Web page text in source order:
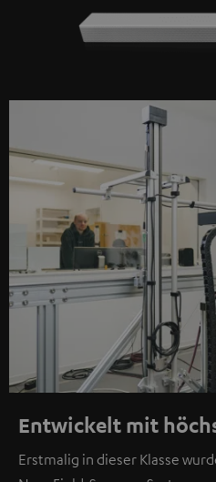
Entwickelt mit
Erstmalig in dieser Klasse